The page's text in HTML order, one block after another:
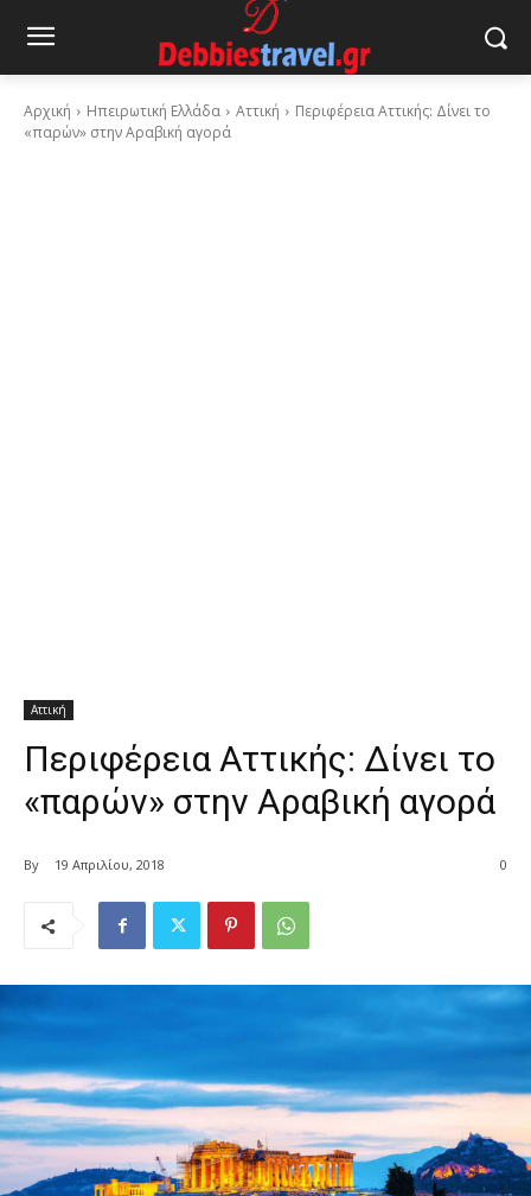
Αρχική Ηπειρωτική Ελλάδα Αττική
Περιφέρεια Αττικής: Δίνει το
«παρών» στην Αραβική αγορά
Αττική
Περιφέρεια Αττικής: Δίνει το
«παρών» στην Αραβική αγορά
By 19 Απριλίου, 2018 0